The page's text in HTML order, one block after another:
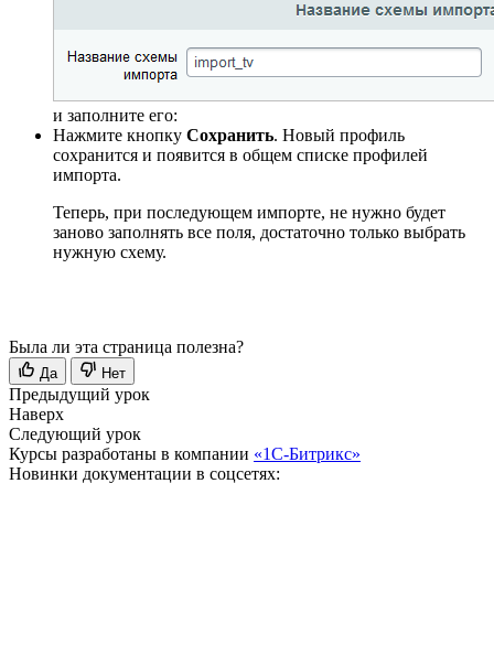
и заполните его:
Нажмите кнопку Сохранить. Новый профиль
сохранится и появится в общем списке профилей
импорта.
Теперь, при последующем импорте, не нужно будет
заново заполнять все поля, достаточно только выбрать
нужную схему.
Была ли эта страница полезна?
Да Нет
Предыдущий урок
Наверх
Следующий урок
Курсы разработаны в компании «1С-Битрикс»
Новинки документации в соцсетях: